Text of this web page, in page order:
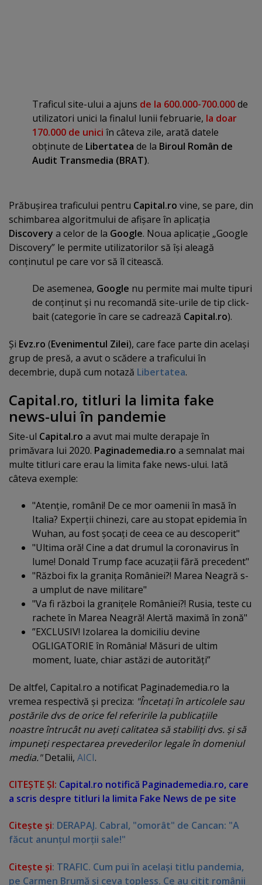
Traficul site-ului a ajuns de la 600.000-700.000de
utilizatori unici la finalul lunii februarie, la doar
170.000 de unici în câteva zile, arată datele
obţinute de Libertatea de la Biroul Român de
Audit Transmedia (BRAT).
Prăbuşirea traficului pentru Capital.ro vine, se pare, din
schimbarea algoritmului de afişare în aplicaţia
Discovery a celor de la Google. Noua aplicaţie „Google
Discovery” le permite utilizatorilor să îşi aleagă
conţinutul pe care vor să îl citească.
De asemenea, Google nu permite mai multe tipuri
de conţinut şi nu recomandă site-urile de tip click-
bait (categorie în care se cadrează Capital.ro).
Şi Evz.ro (Evenimentul Zilei), care face parte din acelaşi
grup de presă, a avut o scădere a traficului în
decembrie, după cum notază Libertatea.
Capital.ro, titluri la limita fake
news-ului în pandemie
Site-ul Capital.ro a avut mai multe derapaje în
primăvara lui 2020. Paginademedia.ro a semnalat mai
multe titluri care erau la limita fake news-ului. Iată
câteva exemple:
"Atenţie, români! De ce mor oamenii în masă în
Italia? Experţii chinezi, care au stopat epidemia în
Wuhan, au fost şocaţi de ceea ce au descoperit"
"Ultima oră! Cine a dat drumul la coronavirus în
lume! Donald Trump face acuzaţii fără precedent"
"Război fix la graniţa României?! Marea Neagră s-
a umplut de nave militare"
"Va fi război la graniţele României?! Rusia, teste cu
rachete în Marea Neagră! Alertă maximă în zonă"
”EXCLUSIV! Izolarea la domiciliu devine
OGLIGATORIE în România! Măsuri de ultim
moment, luate, chiar astăzi de autorităţi”
De altfel, Capital.ro a notificat Paginademedia.ro la
vremea respectivă şi preciza: "Încetaţi în articolele sau
postările dvs de orice fel referirile la publicaţiile
noastre întrucât nu aveţi calitatea să stabiliţi dvs. şi să
impuneţi respectarea prevederilor legale în domeniul
media."Detalii, AICI.
CITEŞTE ŞI: Capital.ro notifică Paginademedia.ro, care
a scris despre titluri la limita Fake News de pe site
Citeşte şi: DERAPAJ. Cabral, "omorât" de Cancan: "A
făcut anunţul morţii sale!"
Citeşte şi: TRAFIC. Cum pui în acelaşi titlu pandemia,
pe Carmen Brumă şi ceva topless. Ce au citit românii